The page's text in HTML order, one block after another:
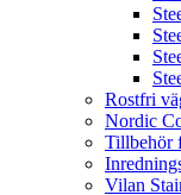
Rostfri
Nordic
Tillbehör
Vilan